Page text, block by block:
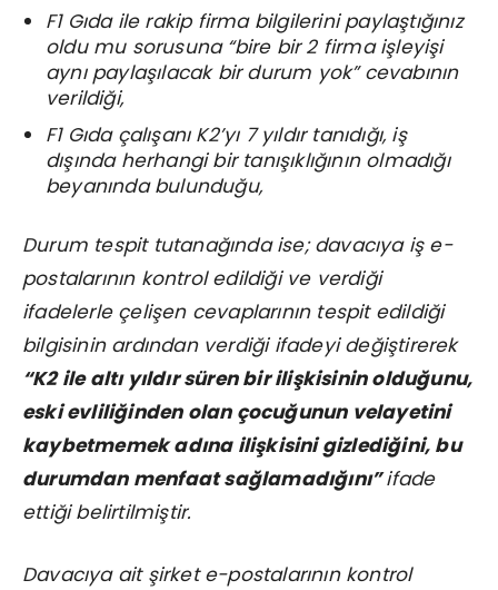
F1 Gıda ile rakip firma bilgilerini paylaştığınız
oldu mu sorusuna “bire bir 2 firma işleyişi
aynı paylaşılacak bir durum yok” cevabının
verildiği,
F1 Gıda çalışanı K2’yı 7 yıldır tanıdığı, iş
dışında herhangi bir tanışıklığının olmadığı
beyanında bulunduğu,
Durum tespit tutanağında ise; davacıya iş e-
postalarının kontrol edildiği ve verdiği
ifadelerle çelişen cevaplarının tespit edildiği
bilgisinin ardından verdiği ifadeyi değiştirerek
“K2 ile altı yıldır süren bir ilişkisinin olduğunu,
eski evliliğinden olan çocuğunun velayetini
kaybetmemek adına ilişkisini gizlediğini, bu
durumdan menfaat sağlamadığını”ifade
ettiği belirtilmiştir.
Davacıya ait şirket e-postalarının kontrol